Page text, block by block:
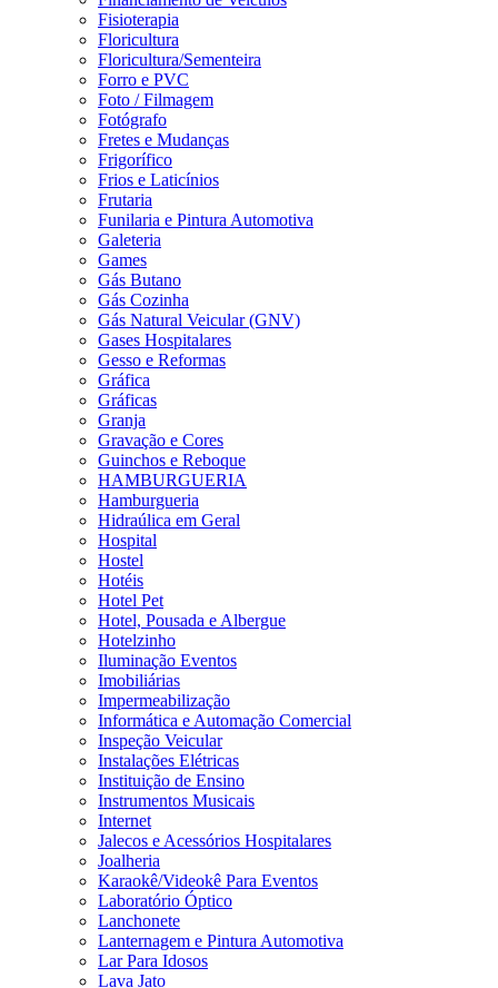
Fisioterapia
Floricultura
Floricultura/Sementeira
Forro e PVC
Foto / Filmagem
Fotógrafo
Fretes e Mudanças
Frigorífico
Frios e Laticínios
Frutaria
Funilaria e Pintura Automotiva
Galeteria
Games
Gás Butano
Gás Cozinha
Gás Natural Veicular (GNV)
Gases Hospitalares
Gesso e Reformas
Gráfica
Gráficas
Granja
Gravação e Cores
Guinchos e Reboque
HAMBURGUERIA
Hamburgueria
Hidraúlica em Geral
Hospital
Hostel
Hotéis
Hotel Pet
Hotel, Pousada e Albergue
Hotelzinho
Iluminação Eventos
Imobiliárias
Impermeabilização
Informática e Automação Comercial
Inspeção Veicular
Instalações Elétricas
Instituição de Ensino
Instrumentos Musicais
Internet
Jalecos e Acessórios Hospitalares
Joalheria
Karaokê/Videokê Para Eventos
Laboratório Óptico
Lanchonete
Lanternagem e Pintura Automotiva
Lar Para Idosos
Lava Jato